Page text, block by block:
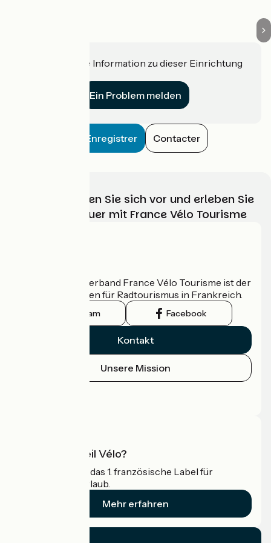
Haben Sie eine Information zu dieser Einrichtung
Ein Problem melden
Enregistrer Contacter
Wählen, bereiten Sie sich vor und erleben Sie
Ihr Radabenteuer mit France Vélo Tourisme
Der nationale Verband France Vélo Tourisme ist der
offizielle Leitfaden für Radtourismus in Frankreich.
Instagram Facebook
Kontakt
Unsere Mission
Was ist Accueil Vélo?
Accueil Vélo ist das 1. französische Label für
Radfahrer im Urlaub.
Mehr erfahren